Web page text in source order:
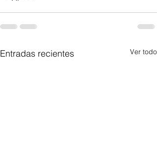
Entradas recientes Ver todo